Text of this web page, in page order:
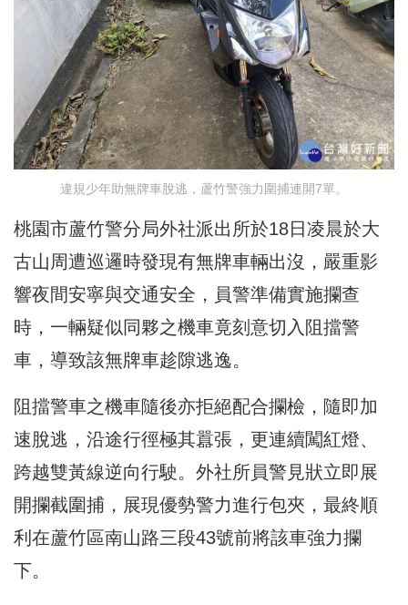
違規少年助無牌車脫逃，蘆竹警強力圍捕連開7單。
桃園市蘆竹警分局外社派出所於18日凌晨於大
古山周遭巡邏時發現有無牌車輛出沒，嚴重影
響夜間安寧與交通安全，員警準備實施攔查
時，一輛疑似同夥之機車竟刻意切入阻擋警
車，導致該無牌車趁隙逃逸。
阻擋警車之機車隨後亦拒絕配合攔檢，隨即加
速脫逃，沿途行徑極其囂張，更連續闖紅燈、
跨越雙黃線逆向行駛。外社所員警見狀立即展
開攔截圍捕，展現優勢警力進行包夾，最終順
利在蘆竹區南山路三段43號前將該車強力攔
下。